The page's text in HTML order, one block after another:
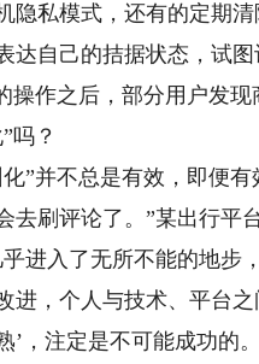
隐私模式，还有的定期
自己的拮据状态，试图
作之后，部分用户发现
吗？
并不总是有效，即便有
刷评论了。”某出行平
入了无所不能的地步
进，个人与技术、平台
’，注定是不可能成功